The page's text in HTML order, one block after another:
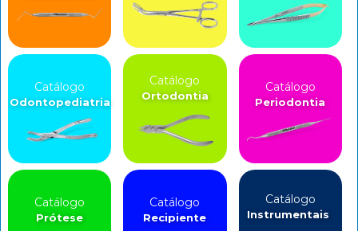
Catálogo
Odontopediatria
Catálogo
Ortodontia
Catálogo
Periodontia
Catálogo
Prótese
Catálogo
Recipiente
Catálogo
Instrumentais